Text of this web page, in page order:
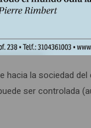
la sociedad
ser controlada